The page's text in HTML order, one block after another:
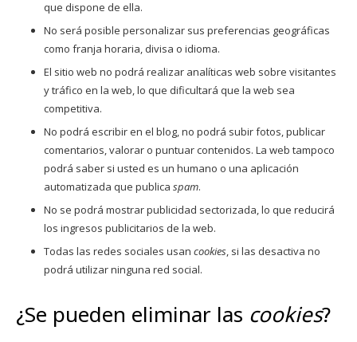
que dispone de ella.
No será posible personalizar sus preferencias geográficas
como franja horaria, divisa o idioma.
El sitio web no podrá realizar analíticas web sobre visitantes
y tráfico en la web, lo que dificultará que la web sea
competitiva.
No podrá escribir en el blog, no podrá subir fotos, publicar
comentarios, valorar o puntuar contenidos. La web tampoco
podrá saber si usted es un humano o una aplicación
automatizada que publica spam.
No se podrá mostrar publicidad sectorizada, lo que reducirá
los ingresos publicitarios de la web.
Todas las redes sociales usan cookies, si las desactiva no
podrá utilizar ninguna red social.
¿Se pueden eliminar las cookies?